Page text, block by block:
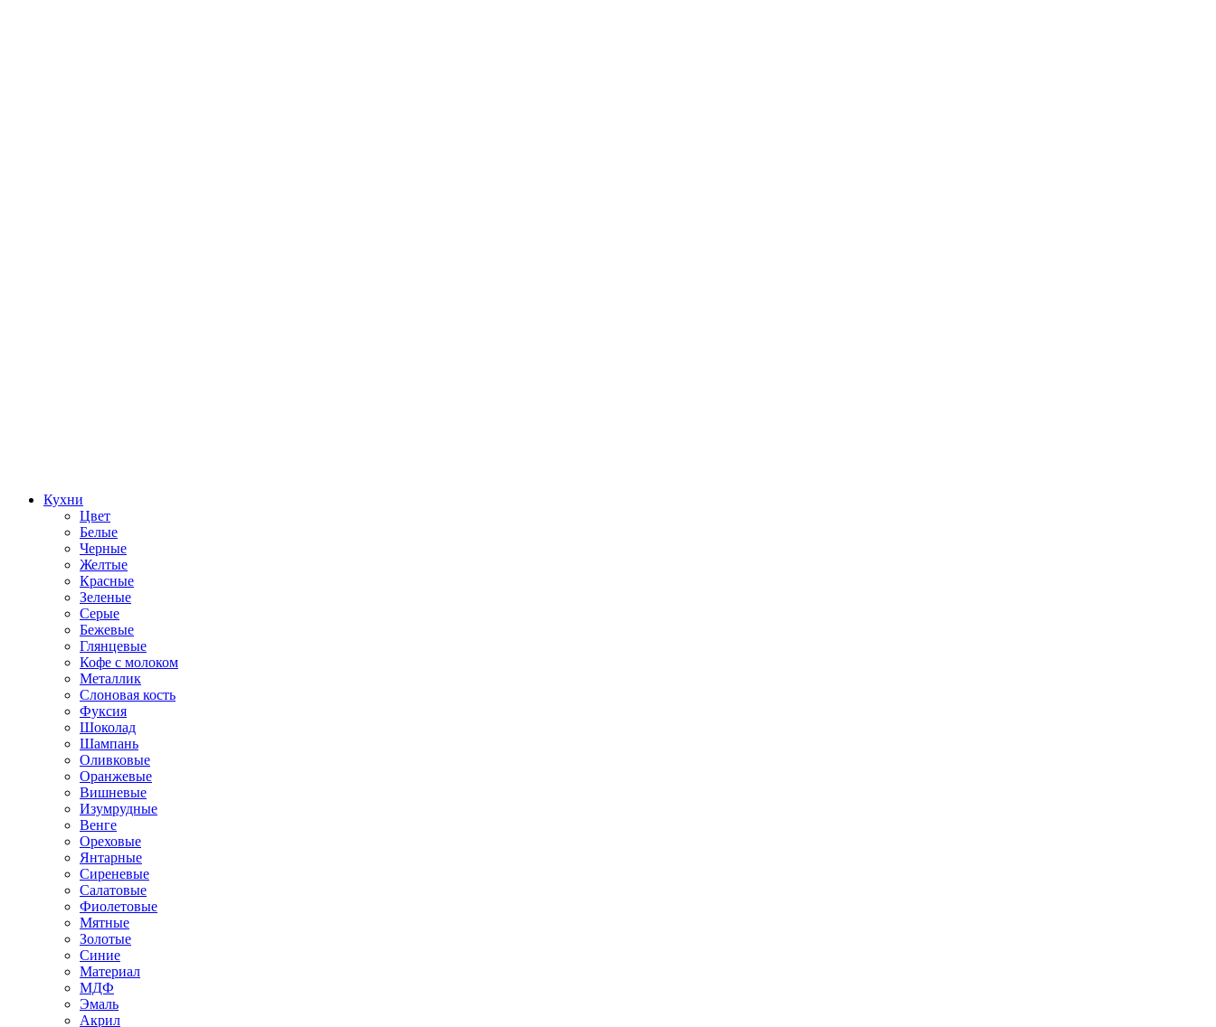
Кухни
Цвет
Белые
Черные
Желтые
Красные
Зеленые
Серые
Бежевые
Глянцевые
Кофе с молоком
Металлик
Слоновая кость
Фуксия
Шоколад
Шампань
Оливковые
Оранжевые
Вишневые
Изумрудные
Венге
Ореховые
Янтарные
Сиреневые
Салатовые
Фиолетовые
Мятные
Золотые
Синие
Материал
МДФ
Эмаль
Акрил